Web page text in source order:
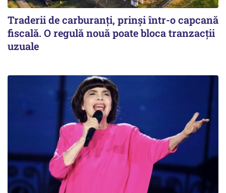
Traderii de carburanți, prinși într-o capcană
fiscală. O regulă nouă poate bloca tranzacții
uzuale